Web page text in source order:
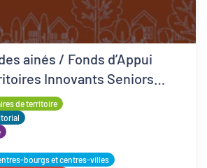
/ Fonds d’Appui
Innovants Seniors
de territoire
bourgs et centres-villes